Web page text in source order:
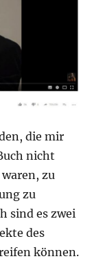
die mir
nicht
zu
zu
sind es zwei
des
können.